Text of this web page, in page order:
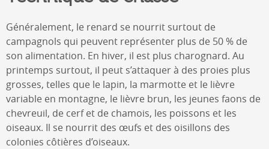
Généralement, le renard se nourrit surtout de
campagnols qui peuvent représenter plus de 50 % de
son alimentation. En hiver, il est plus charognard. Au
printemps surtout, il peut s’attaquer à des proies plus
grosses, telles que le lapin, la marmotte et le lièvre
variable en montagne, le lièvre brun, les jeunes faons de
chevreuil, de cerf et de chamois, les poissons et les
oiseaux. Il se nourrit des œufs et des oisillons des
colonies côtières d’oiseaux.